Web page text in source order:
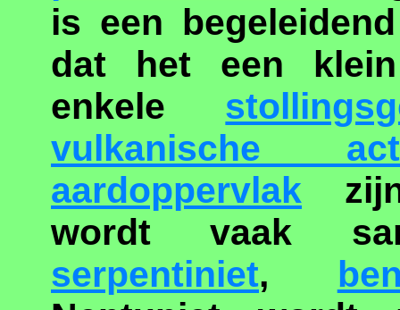
is een
dat het een
enkele
vulkanische
aardoppervlak
wordt vaak
serpentiniet,